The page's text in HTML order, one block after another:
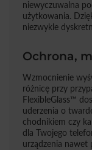
niewyczuwalna
użytkowania.
niezwykle
Ochrona,
Wzmocnienie
różnicę przy
FlexibleGlass™
uderzenia o
chodnikiem czy
dla Twojego
urządzenia nawet